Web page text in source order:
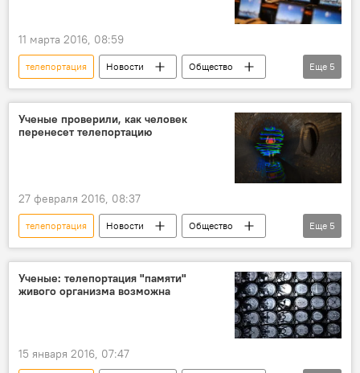
11 марта 2016, 08:59
телепортация Новости
Общество
В мире
Германия
ученые
Еще 5
Ученые проверили, как человек
перенесет телепортацию
27 февраля 2016, 08:37
телепортация Новости
Общество
В мире
ученые
человек
Еще 5
Ученые: телепортация "памяти"
живого организма возможна
15 января 2016, 07:47